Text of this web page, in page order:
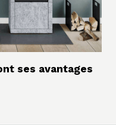
ses avantages